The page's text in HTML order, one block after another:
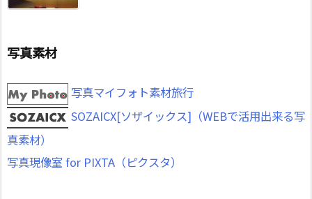
写真素材
写真マイフォト素材旅行
SOZAICX[ソザイックス]（WEBで活用出来る写
真素材）
写真現像室 for PIXTA（ピクスタ）